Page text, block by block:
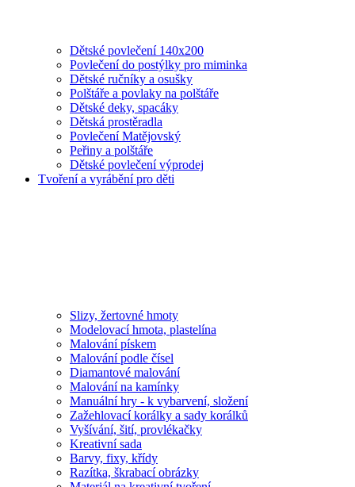
Dětské povlečení 140x200
Povlečení do postýlky pro miminka
Dětské ručníky a osušky
Polštáře a povlaky na polštáře
Dětské deky, spacáky
Dětská prostěradla
Povlečení Matějovský
Peřiny a polštáře
Dětské povlečení výprodej
Tvoření a vyrábění pro děti
Slizy, žertovné hmoty
Modelovací hmota, plastelína
Malování pískem
Malování podle čísel
Diamantové malování
Malování na kamínky
Manuální hry - k vybarvení, složení
Zažehlovací korálky a sady korálků
Vyšívání, šití, provlékačky
Kreativní sada
Barvy, fixy, křídy
Razítka, škrabací obrázky